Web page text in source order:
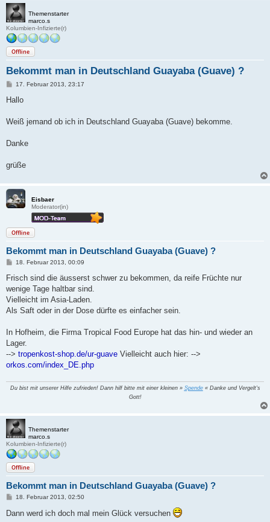
Themenstarter
marco.s
Kolumbien-Infizierte(r)
Offline
Bekommt man in Deutschland Guayaba (Guave) ?
B
i
a
17. Februar 2013, 23:17
Hallo
Weiß jemand ob ich in Deutschland Guayaba (Guave) bekomme.
Danke
grüße
Eisbaer
Moderator(in)
Offline
Bekommt man in Deutschland Guayaba (Guave) ?
B
i
r
a
18. Februar 2013, 00:09
Frisch sind die äusserst schwer zu bekommen, da reife Früchte nur
wenige Tage haltbar sind.
Vielleicht im Asia-Laden.
Als Saft oder in der Dose dürfte es einfacher sein.
In Hofheim, die Firma Tropical Food Europe hat das hin- und wieder an
Lager.
--> tropenkost-shop.de/ur-guave Vielleicht auch hier: -->
orkos.com/index_DE.php
Du bist mit unserer Hilfe zufrieden! Dann hilf bitte mit einer kleinen » Spende« Danke und Vergelt's
Gott!
Themenstarter
marco.s
Kolumbien-Infizierte(r)
Offline
Bekommt man in Deutschland Guayaba (Guave) ?
B
i
t
18. Februar 2013, 02:50
Dann werd ich doch mal mein Glück versuchen